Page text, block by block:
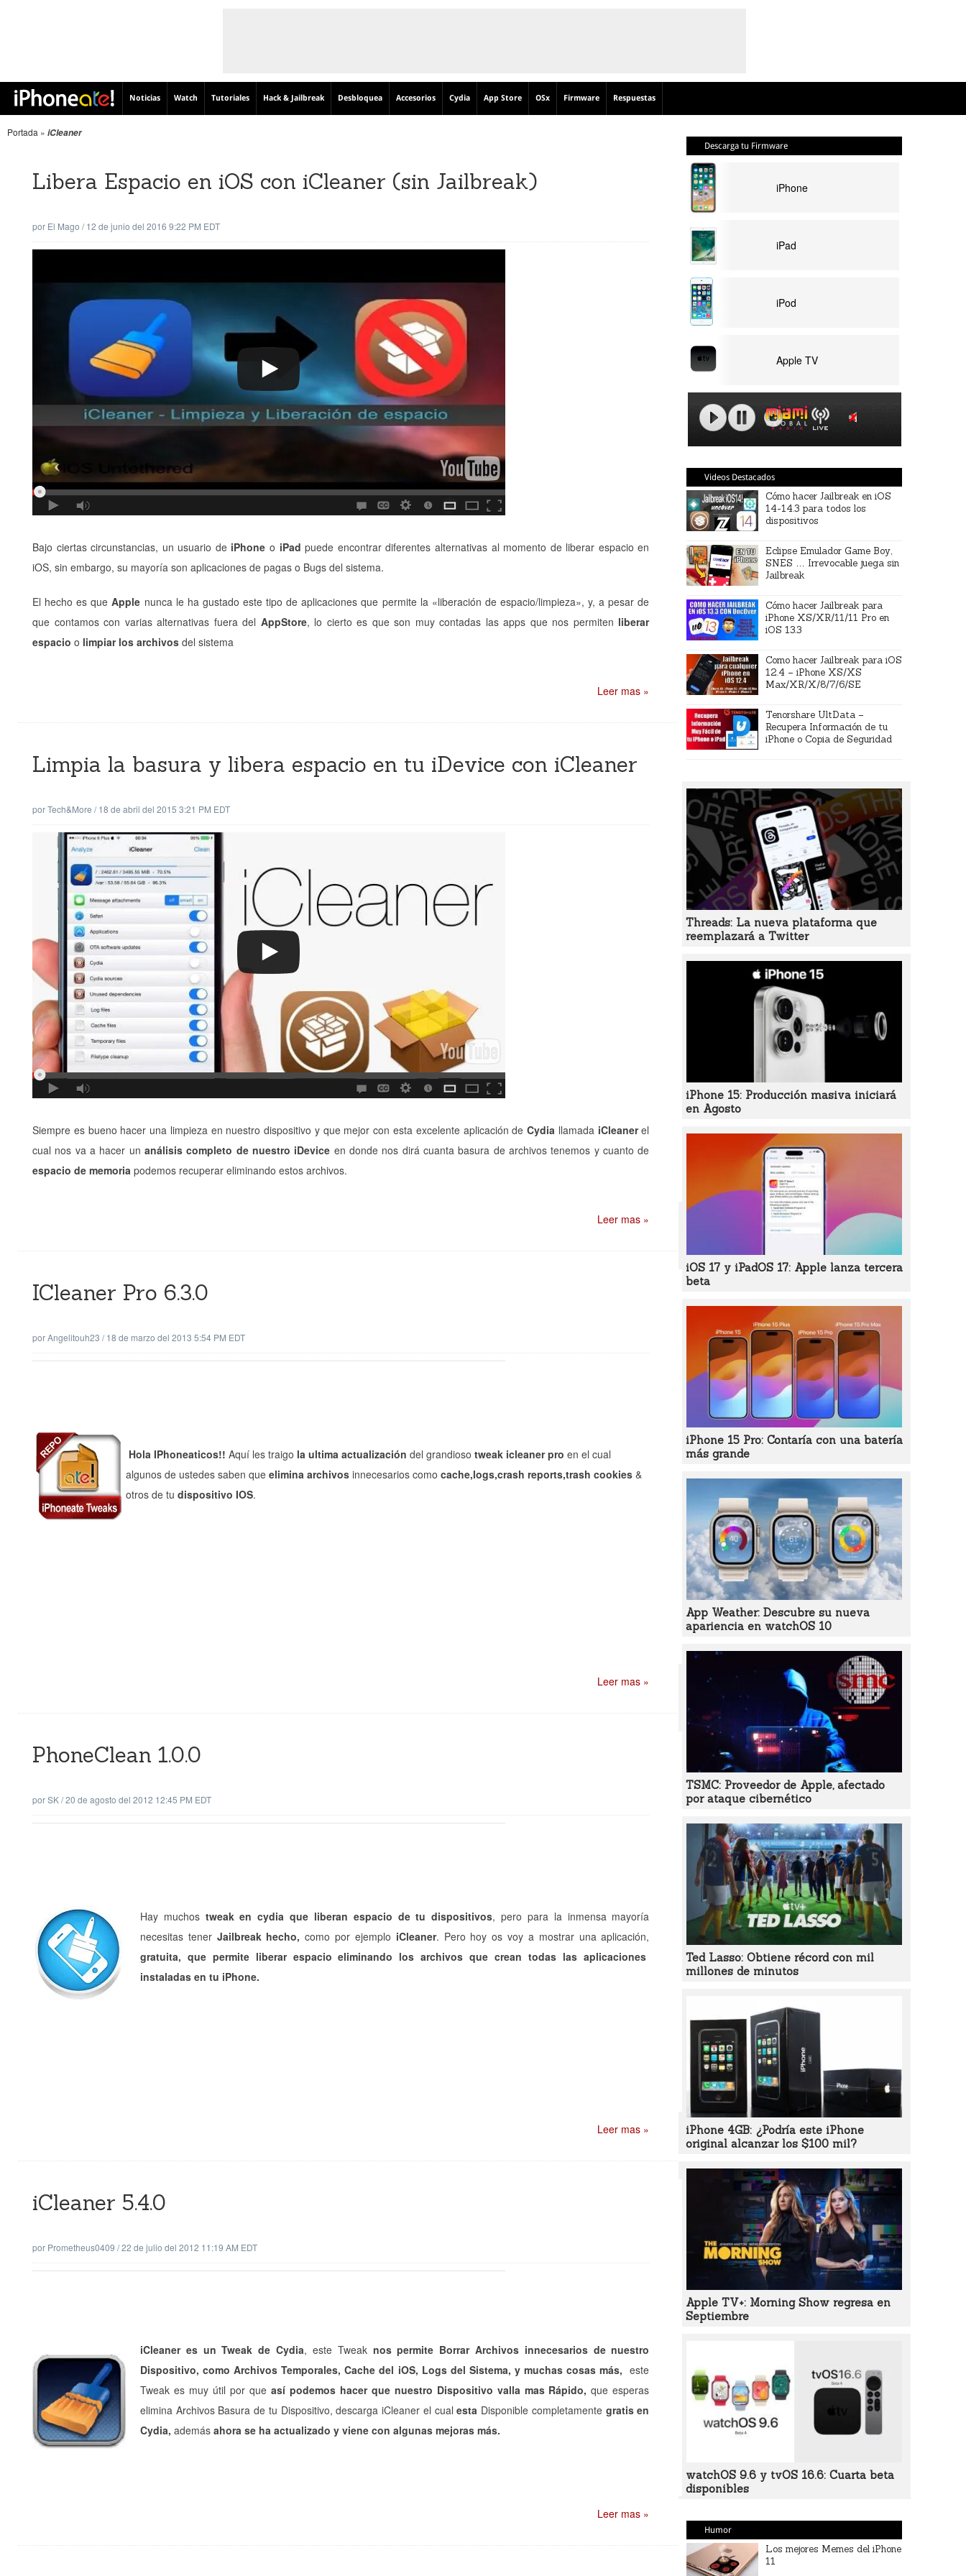
Noticias Watch Tutoriales Hack & Jailbreak Desbloquea Accesorios Cydia App Store OSx Firmware Respuestas
Portada » iCleaner
Libera Espacio en iOS con iCleaner (sin Jailbreak)
por El Mago /12 de junio del 2016 9:22 PM EDT
Bajo ciertas circunstancias, un usuario de iPhone o iPad puede encontrar diferentes alternativas al momento de liberar espacio en
iOS, sin embargo, su mayoría son aplicaciones de pagas o Bugs del sistema.
El hecho es queApple nunca le ha gustado este tipo de aplicaciones que permite la «liberación de espacio/limpieza», y, a pesar de
que contamos con varias alternativas fuera del AppStore, lo cierto es que son muy contadas las apps que nos permiten liberar
espacio o limpiar los archivos del sistema
Leer mas »
Limpia la basura y libera espacio en tu iDevice con iCleaner
porTech&More /18 de abril del 2015 3:21 PM EDT
Siempre es bueno hacer una limpieza en nuestro dispositivo y que mejor con esta excelente aplicación deCydia llamada iCleanerel
cual nos va a hacer unanálisis completo de nuestro iDevice en donde nos dirá cuanta basura de archivos tenemos y cuanto de
espacio de memoria podemos recuperar eliminando estos archivos.
Leer mas »
ICleaner Pro 6.3.0
porAngelitouh23 /18 de marzo del 2013 5:54 PM EDT
Hola IPhoneaticos!! Aquí les traigo la ultima actualización del grandioso tweak icleaner pro en el cual
algunos de ustedes saben que elimina archivos innecesarios como cache,logs,crash reports,trash cookies &
otros de tu dispositivo IOS.
Leer mas »
PhoneClean 1.0.0
porSK/20 de agosto del 2012 12:45 PM EDT
Hay muchostweak en cydia que liberan espacio de tu dispositivos, pero para la inmensa mayoría
necesitas tener Jailbreak hecho, como por ejemplo iCleaner. Pero hoy os voy a mostrar una aplicación,
gratuita, que permite liberar espacio eliminando los archivos que crean todas las aplicaciones
instaladas en tu iPhone.
Leer mas »
iCleaner 5.4.0
por Prometheus0409 /22 de julio del 2012 11:19 AM EDT
iCleaner es un Tweak de Cydia, este Tweak nos permite Borrar Archivos innecesarios de nuestro
Dispositivo, como Archivos Temporales, Cache del iOS, Logs del Sistema, y muchas cosas más, este
Tweak es muy útil por que así podemos hacer que nuestro Dispositivo valla mas Rápido, que esperas
elimina Archivos Basura de tu Dispositivo, descarga iCleaner el cualesta Disponible completamente gratis en
Cydia, además ahora se ha actualizado y viene con algunas mejoras más.
Leer mas »
Descarga tu Firmware
iPhone
iPad
iPod
Apple TV
Videos Destacados
Cómo hacer Jailbreak en iOS
14-14.3 para todos los
dispositivos
Eclipse Emulador Game Boy,
SNES … Irrevocable juega sin
Jailbreak
Cómo hacer Jailbreak para
iPhone XS/XR/11/11 Pro en
iOS 13.3
Como hacer Jailbreak para iOS
12.4 – iPhone XS/XS
Max/XR/X/8/7/6/SE
Tenorshare UltData –
Recupera Información de tu
iPhone o Copia de Seguridad
Threads: La nueva plataforma que
reemplazará a Twitter
iPhone 15: Producción masiva iniciará
en Agosto
iOS 17 y iPadOS 17: Apple lanza tercera
beta
iPhone 15 Pro: Contaría con una batería
más grande
App Weather: Descubre su nueva
apariencia en watchOS 10
TSMC: Proveedor de Apple, afectado
por ataque cibernético
Ted Lasso: Obtiene récord con mil
millones de minutos
iPhone 4GB: ¿Podría este iPhone
original alcanzar los $100 mil?
Apple TV+: Morning Show regresa en
Septiembre
watchOS 9.6 y tvOS 16.6: Cuarta beta
disponibles
Humor
Los mejores Memes del iPhone
11